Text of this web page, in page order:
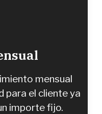
mensual
para el cliente ya
importe fijo.